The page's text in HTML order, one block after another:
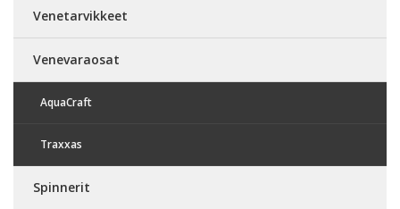
Venetarvikkeet
Venevaraosat
AquaCraft
Traxxas
Spinnerit